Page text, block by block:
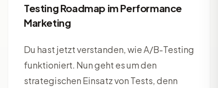
Testing Roadmap im Performance
Marketing
Du hast jetzt verstanden, wie A/B-Testing
funktioniert. Nun geht es um den
strategischen Einsatz von Tests, denn